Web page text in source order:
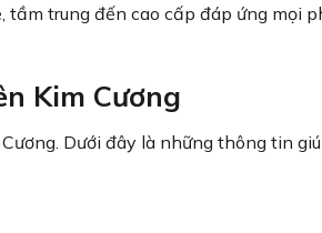
tầm trung đến cao cấp đáp ứng mọi
Kim Cương
Dưới đây là những thông tin